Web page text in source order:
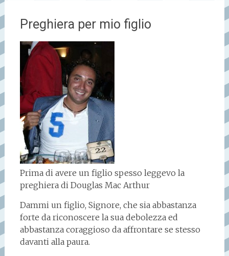
Preghiera per mio figlio
Prima di avere un figlio spesso leggevo la
preghiera di Douglas Mac Arthur
Dammi un figlio, Signore, che sia abbastanza
forte da riconoscere la sua debolezza ed
abbastanza coraggioso da affrontare se stesso
davanti alla paura.